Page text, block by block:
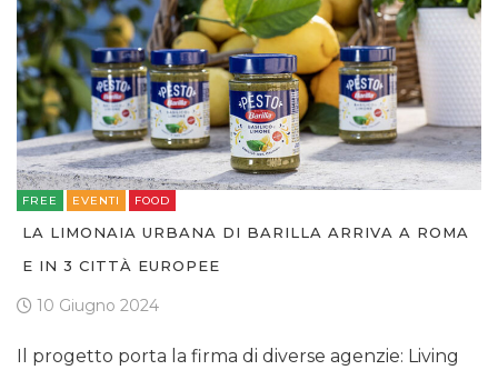
FREE EVENTI FOOD
LA LIMONAIA URBANA DI BARILLA ARRIVA A ROMA
E IN 3 CITTÀ EUROPEE
10 Giugno 2024
Il progetto porta la firma di diverse agenzie: Living